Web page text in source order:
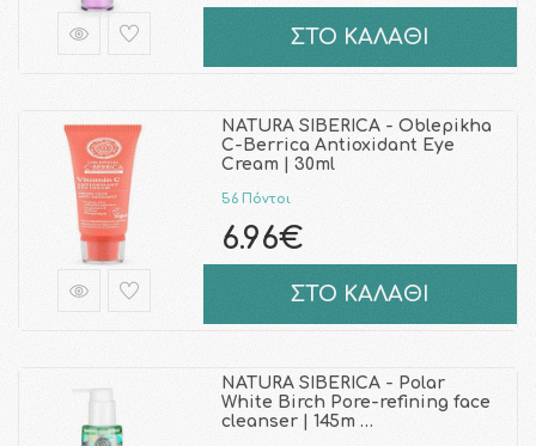
ΣΤΟ ΚΑΛΑΘΙ
NATURA SIBERICA - Oblepikha
C-Berrica Antioxidant Eye
Cream | 30ml
56 Πόντοι
6.96€
ΣΤΟ ΚΑΛΑΘΙ
NATURA SIBERICA - Polar
White Birch Pore-refining face
cleanser | 145m …